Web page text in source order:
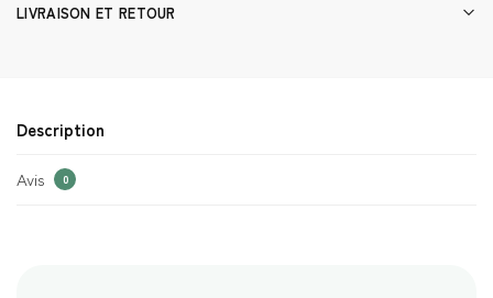
LIVRAISON ET RETOUR
Description
Avis 0